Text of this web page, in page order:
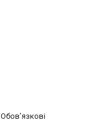
Обов’язкові